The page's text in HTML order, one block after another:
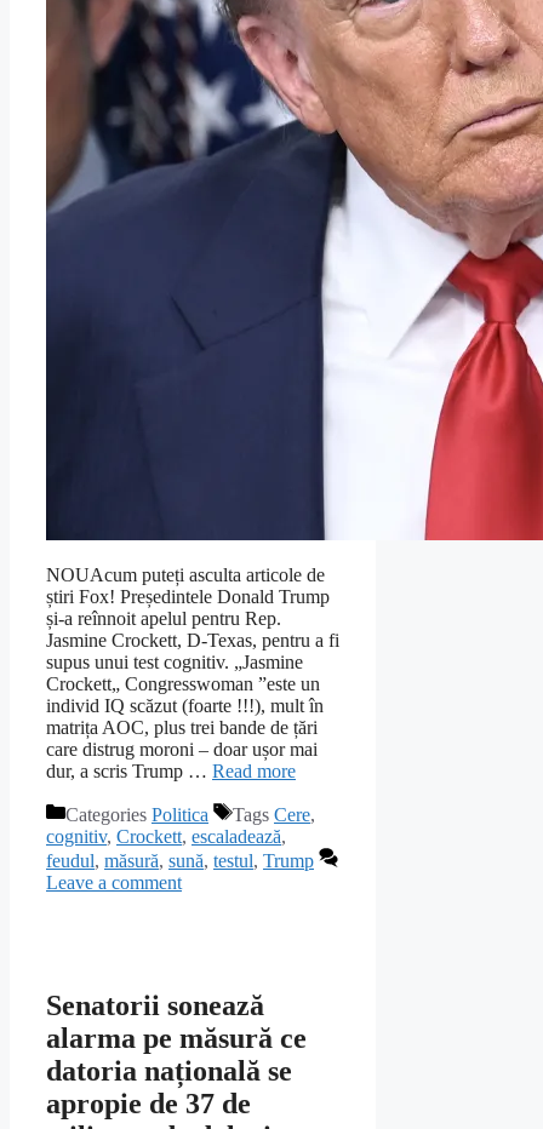
NOUAcum puteți asculta articole de
știri Fox! Președintele Donald Trump
și-a reînnoit apelul pentru Rep.
Jasmine Crockett, D-Texas, pentru a fi
supus unui test cognitiv. „Jasmine
Crockett„ Congresswoman ”este un
individ IQ scăzut (foarte !!!), mult în
matrița AOC, plus trei bande de țări
care distrug moroni – doar ușor mai
dur, a scris Trump … Read more
Categories Politica Tags Cere,
cognitiv, Crockett, escaladează,
feudul, măsură, sună, testul, Trump
Leave a comment
Senatorii sonează
alarma pe măsură ce
datoria națională se
apropie de 37 de